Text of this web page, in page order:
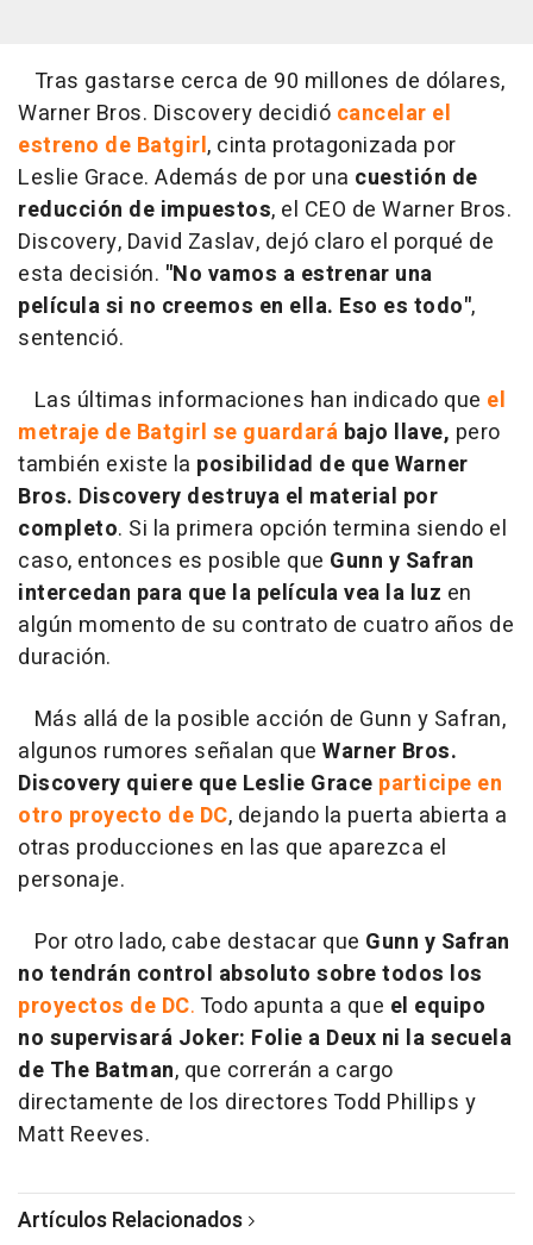
Tras gastarse cerca de 90 millones de dólares,
Warner Bros. Discovery decidió cancelar el
estreno de Batgirl, cinta protagonizada por
Leslie Grace. Además de por una cuestión de
reducción de impuestos, el CEO de Warner Bros.
Discovery, David Zaslav, dejó claro el porqué de
esta decisión. "No vamos a estrenar una
película si no creemos en ella. Eso es todo",
sentenció.
Las últimas informaciones han indicado que el
metraje de Batgirl se guardará bajo llave, pero
también existe la posibilidad de que Warner
Bros. Discovery destruya el material por
completo. Si la primera opción termina siendo el
caso, entonces es posible que Gunn y Safran
intercedan para que la película vea la luz en
algún momento de su contrato de cuatro años de
duración.
Más allá de la posible acción de Gunn y Safran,
algunos rumores señalan que Warner Bros.
Discovery quiere que Leslie Grace participe en
otro proyecto de DC, dejando la puerta abierta a
otras producciones en las que aparezca el
personaje.
Por otro lado, cabe destacar que Gunn y Safran
no tendrán control absoluto sobre todos los
proyectos de DC. Todo apunta a que el equipo
no supervisará Joker: Folie a Deux ni la secuela
de The Batman, que correrán a cargo
directamente de los directores Todd Phillips y
Matt Reeves.
Artículos Relacionados